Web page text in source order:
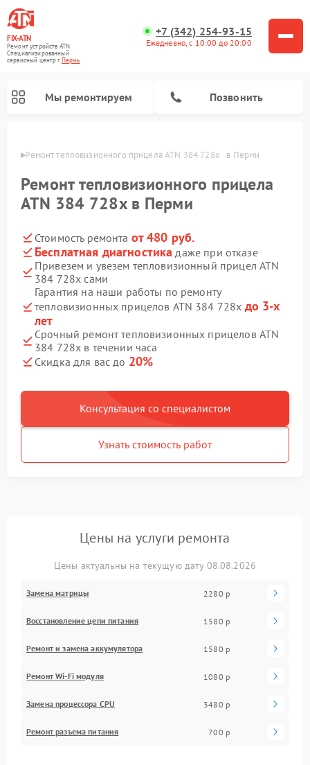
FIX-ATN
Ремонт устройств ATN
Специализированный
cервисный центр г.Пермь
+7 (342) 254-93-15
Ежедневно, с 10:00 до 20:00
Мы ремонтируем Позвонить
Ремонт тепловизионного прицела ATN 384 728x   в Перми
Ремонт тепловизионного прицела
ATN 384 728x в Перми
Стоимость ремонта от 480 руб.
Бесплатная диагностика даже при отказе
Привезем и увезем тепловизионный прицел ATN
384 728x сами
Гарантия на наши работы по ремонту
тепловизионных прицелов ATN 384 728x до 3-х
лет
Срочный ремонт тепловизионных прицелов ATN
384 728x в течении часа
Скидка для вас до 20%
Консультация со специалистом
Узнать стоимость работ
Цены на услуги ремонта
Цены актуальны на текущую дату 08.08.2026
Замена матрицы 2280 р
Восстановление цепи питания 1580 р
Ремонт и замена аккумулятора 1580 р
Ремонт Wi-Fi модуля 1080 р
Замена процессора CPU 3480 р
Ремонт разъема питания 700 р